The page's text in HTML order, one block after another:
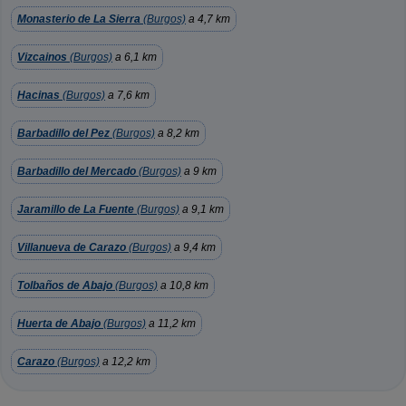
Monasterio de La Sierra (Burgos) a 4,7 km
Vizcainos (Burgos) a 6,1 km
Hacinas (Burgos) a 7,6 km
Barbadillo del Pez (Burgos) a 8,2 km
Barbadillo del Mercado (Burgos) a 9 km
Jaramillo de La Fuente (Burgos) a 9,1 km
Villanueva de Carazo (Burgos) a 9,4 km
Tolbaños de Abajo (Burgos) a 10,8 km
Huerta de Abajo (Burgos) a 11,2 km
Carazo (Burgos) a 12,2 km